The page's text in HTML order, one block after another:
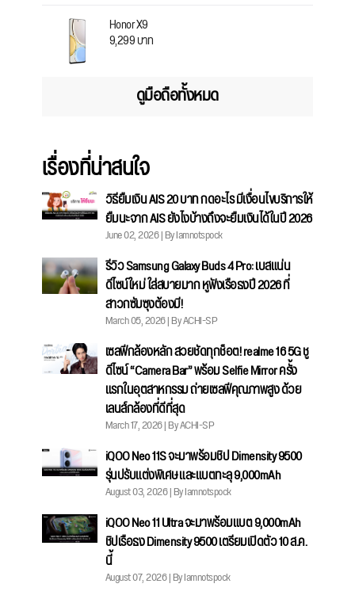
Honor X9
9,299 บาท
ดูมือถือทั้งหมด
เรื่องที่น่าสนใจ
วิธียืมเงิน AIS 20 บาท กดอะไร มีเงื่อนไขบริการให้
ยืมนะจาก AIS ยังไงบ้างถึงจะยืมเงินได้ในปี 2026
June 02, 2026 | By Iamnotspock
รีวิว Samsung Galaxy Buds 4 Pro: เบสแน่น
ดีไซน์ใหม่ ใส่สบายมาก หูฟังเรือธงปี 2026 ที่
สาวกซัมซุงต้องมี!
March 05, 2026 | By ACHI-SP
เซลฟีกล้องหลัก สวยชัดทุกช็อต! realme 16 5G ชู
ดีไซน์ “Camera Bar” พร้อม Selfie Mirror ครั้ง
แรกในอุตสาหกรรม ถ่ายเซลฟีคุณภาพสูง ด้วย
เลนส์กล้องที่ดีที่สุด
March 17, 2026 | By ACHI-SP
iQOO Neo 11S จะมาพร้อมชิป Dimensity 9500
รุ่นปรับแต่งพิเศษ และแบตทะลุ 9,000mAh
August 03, 2026 | By Iamnotspock
iQOO Neo 11 Ultra จะมาพร้อมแบต 9,000mAh
ชิปเรือธง Dimensity 9500 เตรียมเปิดตัว 10 ส.ค.
นี้
August 07, 2026 | By Iamnotspock